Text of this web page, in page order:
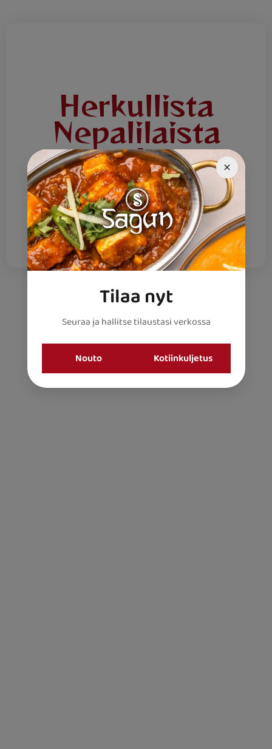
Herkullista
Nepalilaista
ruokaa
Tervetuloa Ravintola Saguniin! Tarjoamme
herkullista Nepalilaista ruokaa joka päivä.
Lounaslista